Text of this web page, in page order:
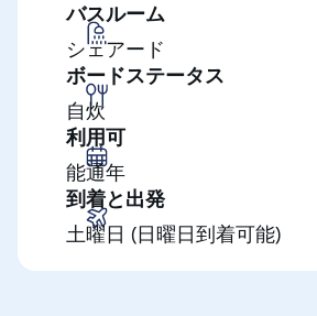
バスルーム
シェアード
ボードステータス
自炊
利用可
能通年
到着と出発
土曜日 (日曜日到着可能)